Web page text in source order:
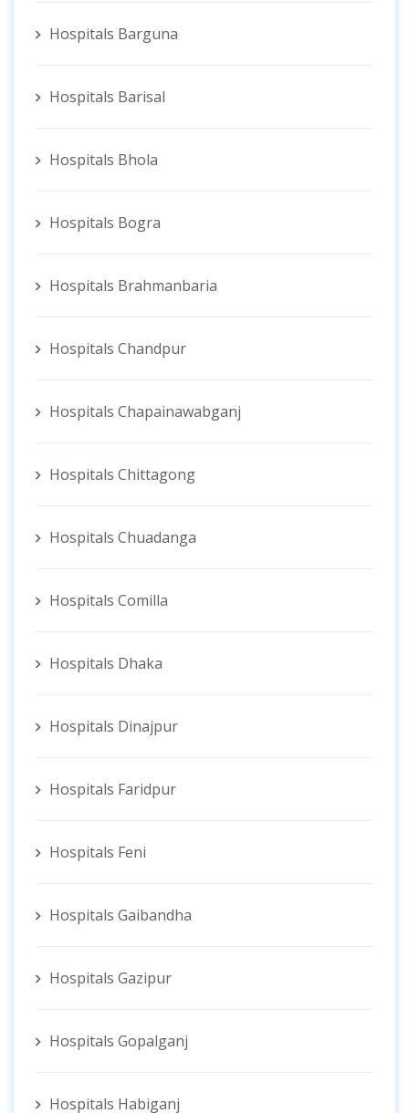
Hospitals Barguna
Hospitals Barisal
Hospitals Bhola
Hospitals Bogra
Hospitals Brahmanbaria
Hospitals Chandpur
Hospitals Chapainawabganj
Hospitals Chittagong
Hospitals Chuadanga
Hospitals Comilla
Hospitals Dhaka
Hospitals Dinajpur
Hospitals Faridpur
Hospitals Feni
Hospitals Gaibandha
Hospitals Gazipur
Hospitals Gopalganj
Hospitals Habiganj